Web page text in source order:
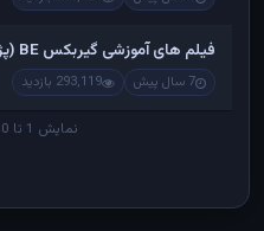
فیلم های آموزشی گیربکس BE (پژو 405 ، پارس ، سمند ، دنا)
7 سال پیش 293,119 بازدید
نمایش 1 تا 50 از 621 ردیف